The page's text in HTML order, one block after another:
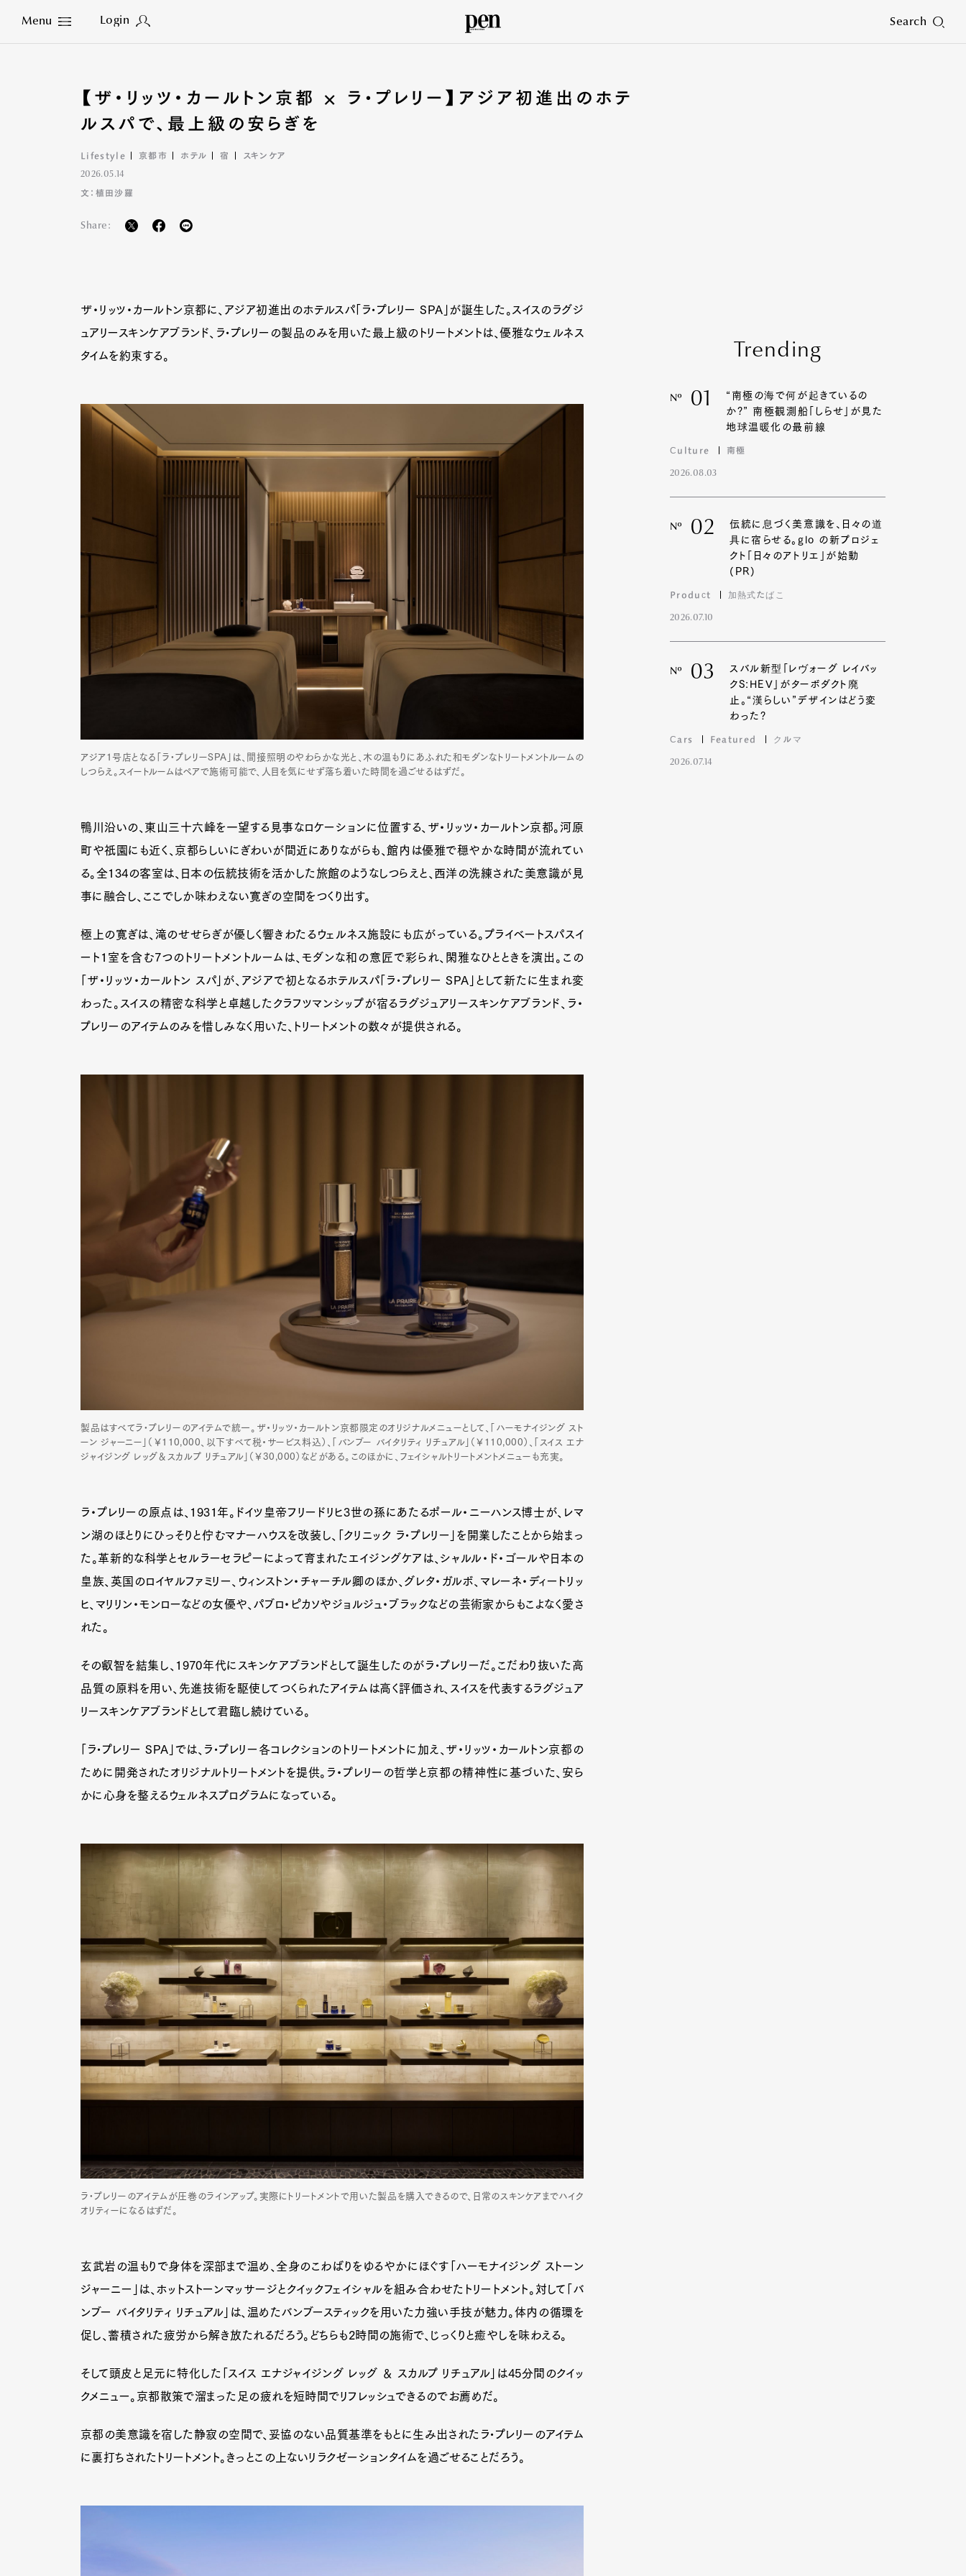
Menu Login Search
Close
Art&Design Watch
Fashion
Gourmet
Cars Product
Culture
Lifestyle
Pen Membership Magazine Official Columnist
Pen Meet Pen international Pen tw
【ザ・リッツ・カールトン京都 × ラ•プレリー】アジア初進出のホテ
ルスパで、最上級の安らぎを
Lifestyle 京都市 ホテル 宿 スキンケア
2026.05.14
文：植田沙羅
Share:
ザ・リッツ・カールトン京都に、アジア初進出のホテルスパ「ラ•プレリー SPA」が誕生した。スイスのラグジ
ュアリースキンケアブランド、ラ•プレリーの製品のみを用いた最上級のトリートメントは、優雅なウェルネス
タイムを約束する。
アジア1号店となる「ラ•プレリーSPA」は、間接照明のやわらかな光と、木の温もりにあふれた和モダンなトリートメントルームの
しつらえ。スイートルームはペアで施術可能で、人目を気にせず落ち着いた時間を過ごせるはずだ。
鴨川沿いの、東山三十六峰を一望する見事なロケーションに位置する、ザ・リッツ・カールトン京都。河原
町や祇園にも近く、京都らしいにぎわいが間近にありながらも、館内は優雅で穏やかな時間が流れてい
る。全134の客室は、日本の伝統技術を活かした旅館のようなしつらえと、西洋の洗練された美意識が見
事に融合し、ここでしか味わえない寛ぎの空間をつくり出す。
極上の寛ぎは、滝のせせらぎが優しく響きわたるウェルネス施設にも広がっている。プライベートスパスイ
ート1室を含む7つのトリートメントルームは、モダンな和の意匠で彩られ、閑雅なひとときを演出。この
「ザ・リッツ・カールトン スパ」が、アジアで初となるホテルスパ「ラ•プレリー SPA」として新たに生まれ変
わった。スイスの精密な科学と卓越したクラフツマンシップが宿るラグジュアリースキンケアブランド、ラ・
プレリーのアイテムのみを惜しみなく用いた、トリートメントの数々が提供される。
製品はすべてラ•プレリーのアイテムで統一。ザ・リッツ・カールトン京都限定のオリジナルメニューとして、「ハーモナイジング スト
ーン ジャーニー」（￥110,000、以下すべて税・サービス料込）、「バンブー バイタリティ リチュアル」（￥110,000）、「スイス エナ
ジャイジング レッグ＆スカルプ リチュアル」（￥30,000）などがある。このほかに、フェイシャルトリートメントメニューも充実。
ラ・プレリーの原点は、1931年。ドイツ皇帝フリードリヒ3世の孫にあたるポール・ニーハンス博士が、レマ
ン湖のほとりにひっそりと佇むマナーハウスを改装し、「クリニック ラ•プレリー」を開業したことから始まっ
た。革新的な科学とセルラーセラピーによって育まれたエイジングケアは、シャルル・ド・ゴールや日本の
皇族、英国のロイヤルファミリー、ウィンストン・チャーチル卿のほか、グレタ・ガルボ、マレーネ・ディートリッ
ヒ、マリリン・モンローなどの女優や、パブロ・ピカソやジョルジュ・ブラックなどの芸術家からもこよなく愛さ
れた。
その叡智を結集し、1970年代にスキンケアブランドとして誕生したのがラ•プレリーだ。こだわり抜いた高
品質の原料を用い、先進技術を駆使してつくられたアイテムは高く評価され、スイスを代表するラグジュア
リースキンケアブランドとして君臨し続けている。
「ラ•プレリー SPA」では、ラ•プレリー各コレクションのトリートメントに加え、ザ・リッツ・カールトン京都の
ために開発されたオリジナルトリートメントを提供。ラ・プレリーの哲学と京都の精神性に基づいた、安ら
かに心身を整えるウェルネスプログラムになっている。
ラ•プレリーのアイテムが圧巻のラインアップ。実際にトリートメントで用いた製品を購入できるので、日常のスキンケアまでハイク
オリティーになるはずだ。
玄武岩の温もりで身体を深部まで温め、全身のこわばりをゆるやかにほぐす「ハーモナイジング ストーン
ジャーニー」は、ホットストーンマッサージとクイックフェイシャルを組み合わせたトリートメント。対して「バ
ンブー バイタリティ リチュアル」は、温めたバンブースティックを用いた力強い手技が魅力。体内の循環を
促し、蓄積された疲労から解き放たれるだろう。どちらも2時間の施術で、じっくりと癒やしを味わえる。
そして頭皮と足元に特化した「スイス エナジャイジング レッグ ＆ スカルプ リチュアル」は45分間のクイッ
クメニュー。京都散策で溜まった足の疲れを短時間でリフレッシュできるのでお薦めだ。
京都の美意識を宿した静寂の空間で、妥協のない品質基準をもとに生み出されたラ•プレリーのアイテム
に裏打ちされたトリートメント。きっとこの上ないリラクゼーションタイムを過ごせることだろう。
Trending
Nº 01
“南極の海で何が起きているの
か?” 南極観測船「しらせ」が見た
地球温暖化の最前線
Culture 南極
2026.08.03
Nº 02
伝統に息づく美意識を、日々の道
具に宿らせる。glo の新プロジェ
クト「日々のアトリエ」が始動
(PR)
Product 加熱式たばこ
2026.07.10
Nº 03
スバル新型「レヴォーグ レイバッ
クS:HEV」がターボダクト廃
止。“漢らしい”デザインはどう変
わった?
Cars Featured クルマ
2026.07.14